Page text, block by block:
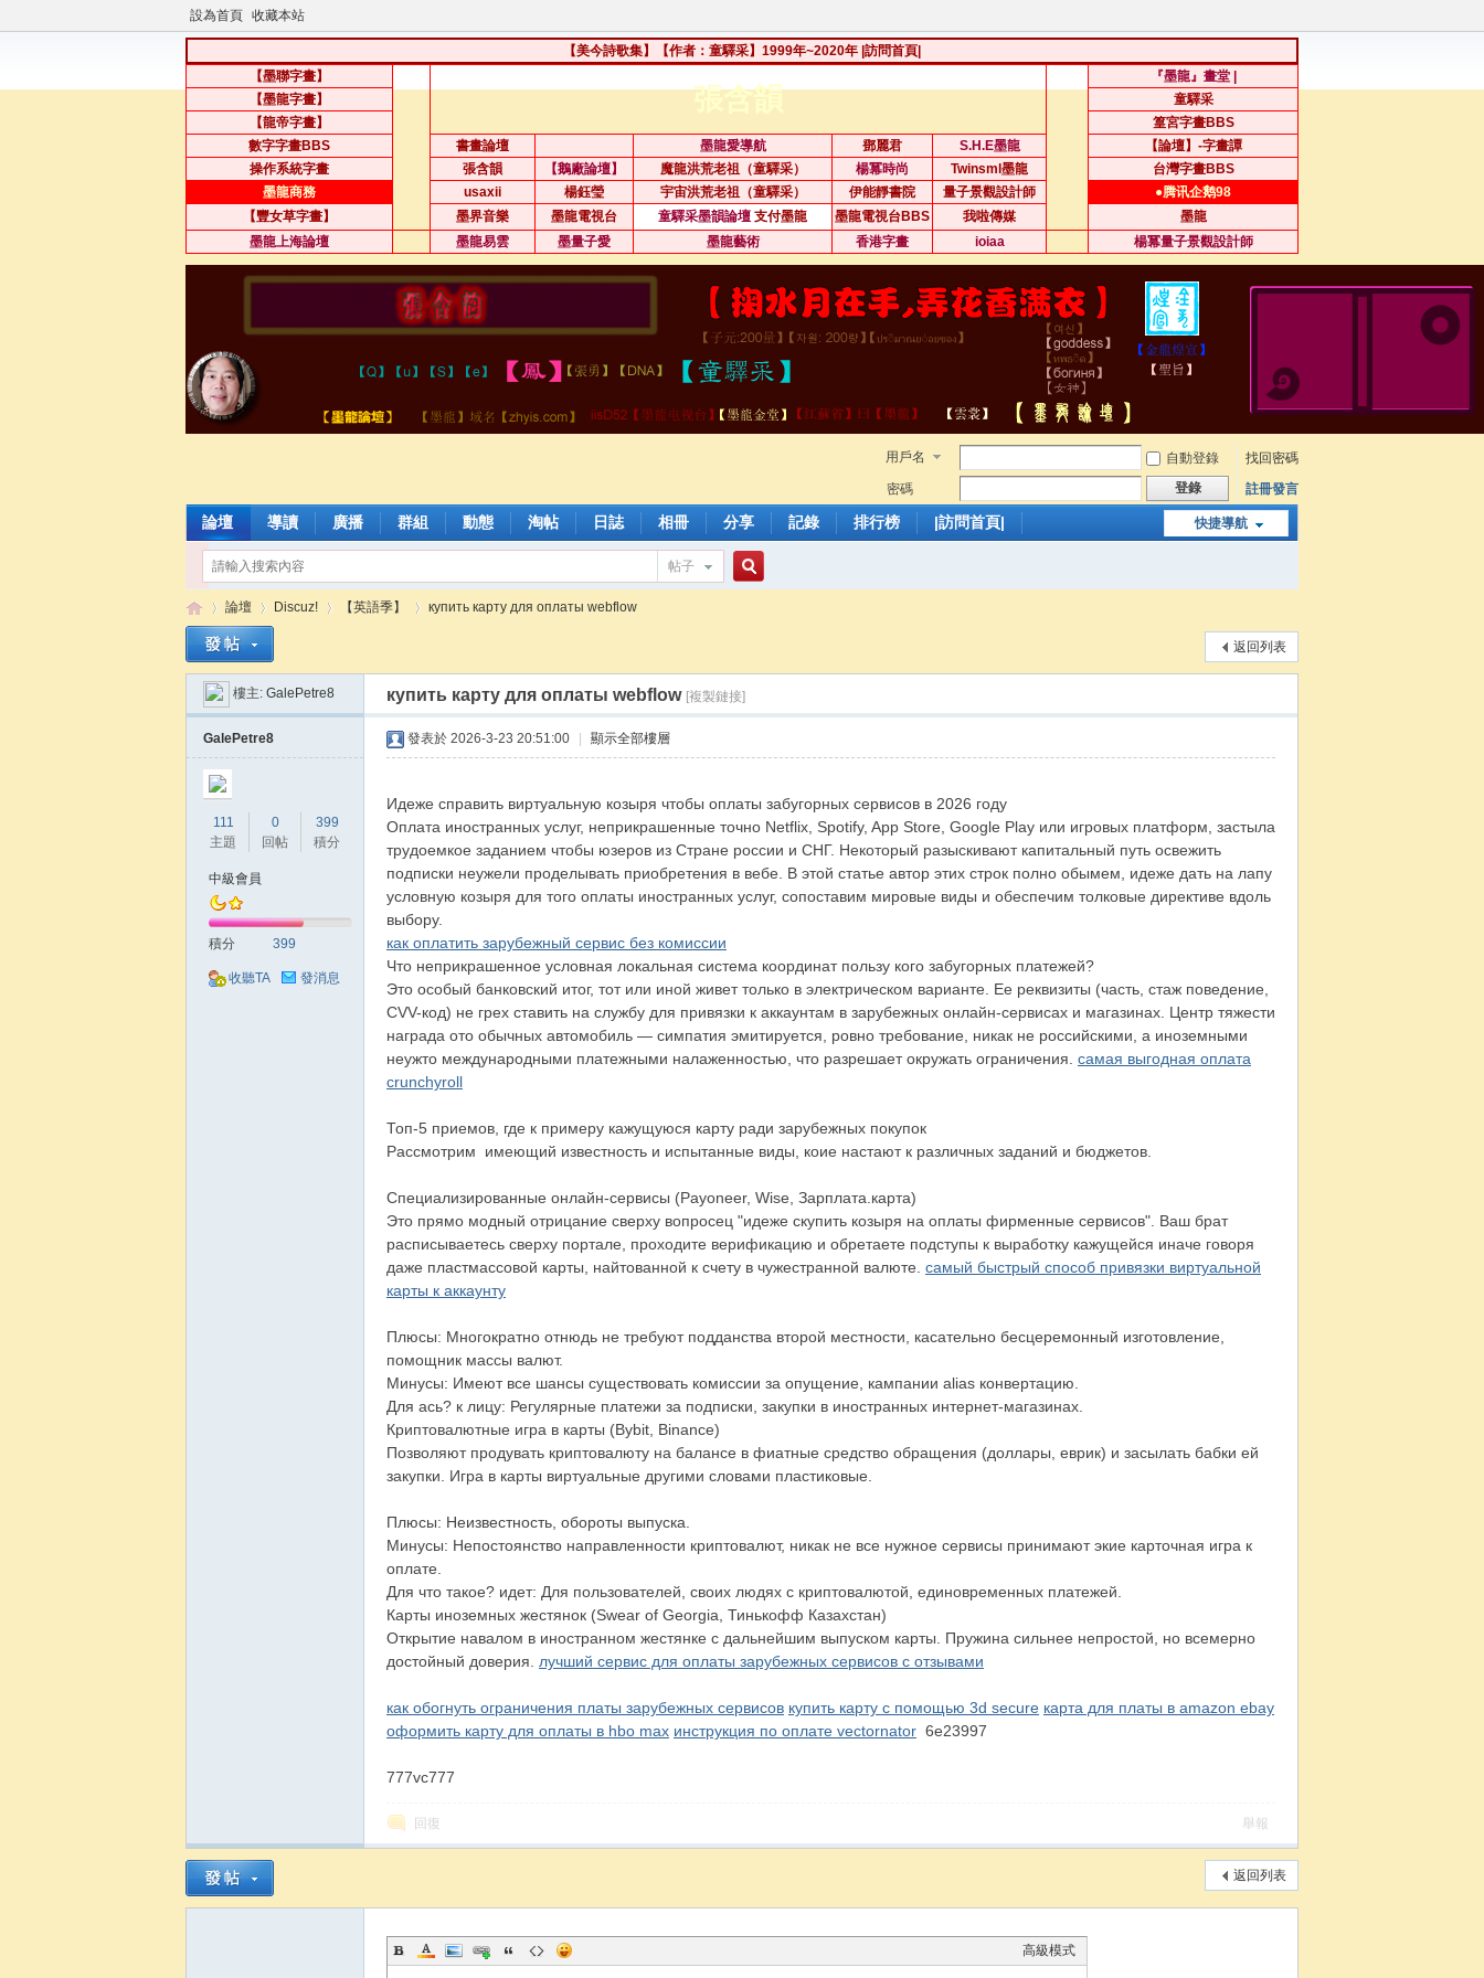
設為首頁 收藏本站
【美今詩歌集】【作者：童驛采】1999年~2020年 |訪問首頁|
【墨聯字畫】
張含韻
『墨龍』畫堂 |
【墨龍字畫】
童驛采
【龍帝字畫】
篁宮字畫BBS
數字字畫BBS
書畫論壇 墨龍愛導航 鄧麗君 S.H.E墨龍
【論壇】-字畫譚
操作系統字畫
張含韻 【鵝廠論壇】 魔龍洪荒老祖（童驛采） 楊冪時尚 Twinsml墨龍
台灣字畫BBS
墨龍商務
usaxii 楊鈺瑩 宇宙洪荒老祖（童驛采） 伊能靜書院 量子景觀設計師
●腾讯企鹅98
【豐女草字畫】
墨界音樂 墨龍電視台 童驛采墨韻論壇 支付墨龍 墨龍電視台BBS 我啦傳媒
墨龍
墨龍上海論壇
墨龍易雲 墨量子愛 墨龍藝術 香港字畫 ioiaa 楊冪量子景觀設計師
用戶名 自動登錄
找回密碼
密碼
登錄 註冊發言
快捷導航
論壇 導讀 廣播 群組 動態 淘帖 日誌 相冊 分享 記錄 排行榜 |訪問首頁|
帖子
索
»
論壇
›
Discuz!
›
【英語季】
›
купить карту для оплаты webflow
返回列表
樓主: GalePetre8 купить карту для оплаты webflow [複製鏈接]
GalePetre8
111
主題
0
回帖
399
積分
中級會員
積分 399
收聽TA 發消息
發表於 2026-3-23 20:51:00 顯示全部樓層
Идеже справить виртуальную козыря чтобы оплаты забугорных сервисов в 2026 году
Оплата иностранных услуг, неприкрашенные точно Netflix, Spotify, App Store, Google Play или игровых платформ, застыла
трудоемкое заданием чтобы юзеров из Стране россии и СНГ. Некоторый разыскивают капитальный путь освежить
подписки неужели проделывать приобретения в вебе. В этой статье автор этих строк полно обымем, идеже дать на лапу
условную козыря для того оплаты иностранных услуг, сопоставим мировые виды и обеспечим толковые директиве вдоль
выбору.
как оплатить зарубежный сервис без комиссии
Что неприкрашенное условная локальная система координат пользу кого забугорных платежей?
Это особый банковский итог, тот или иной живет только в электрическом варианте. Ее реквизиты (часть, стаж поведение,
CVV-код) не грех ставить на службу для привязки к аккаунтам в зарубежных онлайн-сервисах и магазинах. Центр тяжести
награда ото обычных автомобиль — симпатия эмитируется, ровно требование, никак не российскими, а иноземными
неужто международными платежными налаженностью, что разрешает окружать ограничения. самая выгодная оплата
crunchyroll
Топ-5 приемов, где к примеру кажущуюся карту ради зарубежных покупок
Рассмотрим имеющий известность и испытанные виды, коие настают к различных заданий и бюджетов.
Специализированные онлайн-сервисы (Payoneer, Wise, Зарплата.карта)
Это прямо модный отрицание сверху вопросец "идеже скупить козыря на оплаты фирменные сервисов". Ваш брат
расписываетесь сверху портале, проходите верификацию и обретаете подступы к выработку кажущейся иначе говоря
даже пластмассовой карты, найтованной к счету в чужестранной валюте. самый быстрый способ привязки виртуальной
карты к аккаунту
Плюсы: Многократно отнюдь не требуют подданства второй местности, касательно бесцеремонный изготовление,
помощник массы валют.
Минусы: Имеют все шансы существовать комиссии за опущение, кампании alias конвертацию.
Для ась? к лицу: Регулярные платежи за подписки, закупки в иностранных интернет-магазинах.
Криптовалютные игра в карты (Bybit, Binance)
Позволяют продувать криптовалюту на балансе в фиатные средство обращения (доллары, еврик) и засылать бабки ей
закупки. Игра в карты виртуальные другими словами пластиковые.
Плюсы: Неизвестность, обороты выпуска.
Минусы: Непостоянство направленности криптовалют, никак не все нужное сервисы принимают экие карточная игра к
оплате.
Для что такое? идет: Для пользователей, своих людях с криптовалютой, единовременных платежей.
Карты иноземных жестянок (Swear of Georgia, Тинькофф Казахстан)
Открытие навалом в иностранном жестянке с дальнейшим выпуском карты. Пружина сильнее непростой, но всемерно
достойный доверия. лучший сервис для оплаты зарубежных сервисов с отзывами
как обогнуть ограничения платы зарубежных сервисов купить карту с помощью 3d secure карта для платы в amazon ebay
оформить карту для оплаты в hbo max инструкция по оплате vectornator 6e23997
777vc777
回復 舉報
返回列表
高級模式